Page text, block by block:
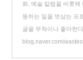
화, 예술 칼럼을 비롯해
동하는 일을 벗삼는 프
글을 무척이나 좋아한
blog.naver.com/